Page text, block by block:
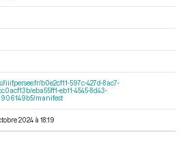
iiif.persee.fr/b0e2cf11-597c-427d-8ac7-
eba55ff1-eb11-4545-8d43-
manifest
2024 à 18:19